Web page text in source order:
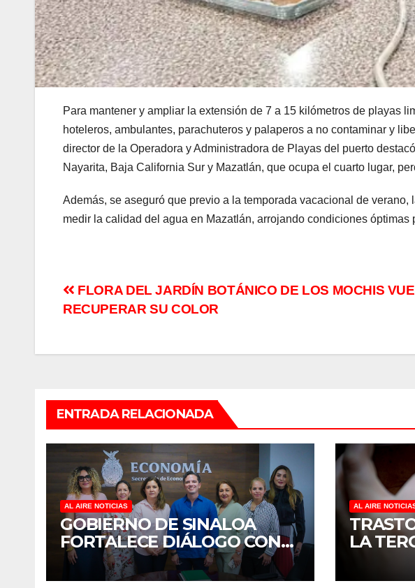
Para mantener y ampliar la extensión de 7 a 15 kilómetros de playas
hoteleros, ambulantes, parachuteros y palaperos a no contaminar y
director de la Operadora y Administradora de Playas del puerto
Nayarita, Baja California Sur y Mazatlán, que ocupa el cuarto lugar,
Además, se aseguró que previo a la temporada vacacional de
medir la calidad del agua en Mazatlán, arrojando condiciones
Navegación
entradas
FLORA DEL JARDÍN BOTÁNICO DE LOS MOCHIS
RECUPERAR SU COLOR
ENTRADA RELACIONADA
AL AIRE NOTICIAS
GOBIERNO DE SINALOA
FORTALECE DIÁLOGO CON
MUJERES EMPRESARIAS DE
CULIACÁN
AL AIRE
LA